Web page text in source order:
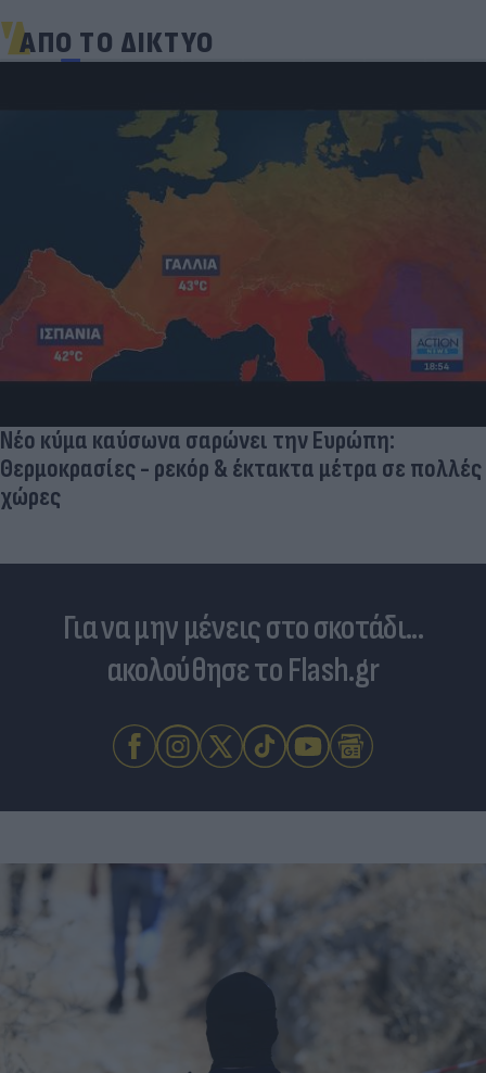
ΑΠΟ ΤΟ ΔΙΚΤΥΟ
Νέο κύμα καύσωνα σαρώνει την Ευρώπη:
Θερμοκρασίες - ρεκόρ & έκτακτα μέτρα σε πολλές
χώρες
Για να μην μένεις στο σκοτάδι...
ακολούθησε το Flash.gr